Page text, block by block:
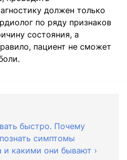
должен только
по ряду признаков
состояния, а
пациент не сможет
быстро. Почему
симптомы
и какими они бывают ›